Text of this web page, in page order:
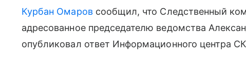
Курбан Омаровсообщил, что Следственный
адресованное председателю ведомства
опубликовал ответ Информационного центра